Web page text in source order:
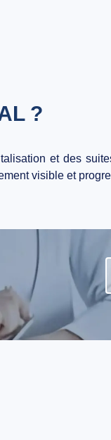
?
et des
visible et